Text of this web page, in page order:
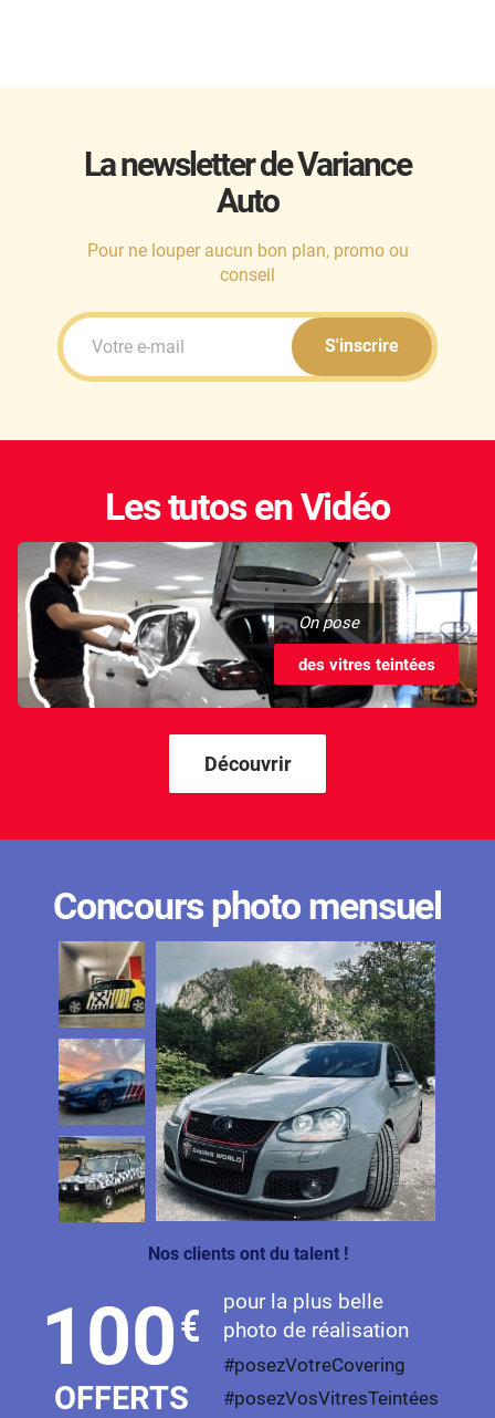
La newsletter de Variance
Auto
Pour ne louper aucun bon plan, promo ou
conseil
S'inscrire
Les tutos en Vidéo
On pose
des vitres teintées
Découvrir
Concours photo mensuel
Nos clients ont du talent !
100€
OFFERTS
pour la plus belle
photo de réalisation
#posezVotreCovering
#posezVosVitresTeintées